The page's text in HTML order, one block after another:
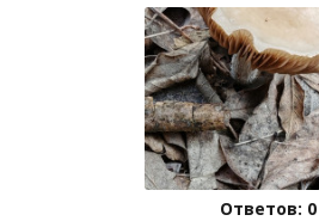
Ответов: 0